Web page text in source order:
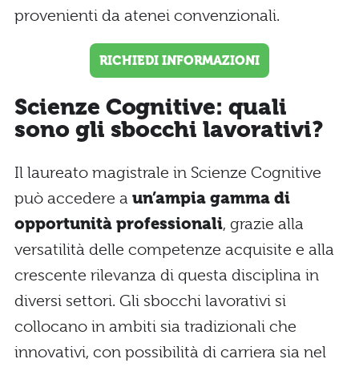
provenienti da atenei convenzionali.
RICHIEDI INFORMAZIONI
Scienze Cognitive: quali
sono gli sbocchi lavorativi?
Il laureato magistrale in Scienze Cognitive
può accedere a un’ampia gamma di
opportunità professionali, grazie alla
versatilità delle competenze acquisite e alla
crescente rilevanza di questa disciplina in
diversi settori. Gli sbocchi lavorativi si
collocano in ambiti sia tradizionali che
innovativi, con possibilità di carriera sia nel